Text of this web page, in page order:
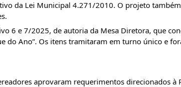
da Lei Municipal 4.271/2010. O projeto
6 e 7/2025, de autoria da Mesa Diretora, que
do Ano”. Os itens tramitaram em turno único e
aprovaram requerimentos direcionados à